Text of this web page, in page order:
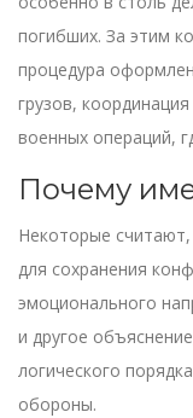
погибших. За этим
процедура
грузов,
военных операций,
Почему
Некоторые
для сохранения
эмоционального
и другое
логического
обороны.